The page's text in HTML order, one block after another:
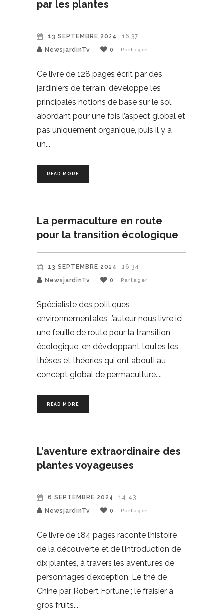
par les plantes
13 SEPTEMBRE 2024
16:37
NewsjardinTv
0 Partager
Ce livre de 128 pages écrit par des
jardiniers de terrain, développe les
principales notions de base sur le sol,
abordant pour une fois l’aspect global et
pas uniquement organique, puis il y a
un
READ MORE
La permaculture en route
pour la transition écologique
13 SEPTEMBRE 2024
16:34
NewsjardinTv
0 Partager
Spécialiste des politiques
environnementales, l’auteur nous livre ici
une feuille de route pour la transition
écologique, en développant toutes les
thèses et théories qui ont abouti au
concept global de permaculture.
READ MORE
L’aventure extraordinaire des
plantes voyageuses
6 SEPTEMBRE 2024
14:43
NewsjardinTv
0 Partager
Ce livre de 184 pages raconte l’histoire
de la découverte et de l’introduction de
dix plantes, à travers les aventures de
personnages d’exception. Le thé de
Chine par Robert Fortune ; le fraisier à
gros fruits